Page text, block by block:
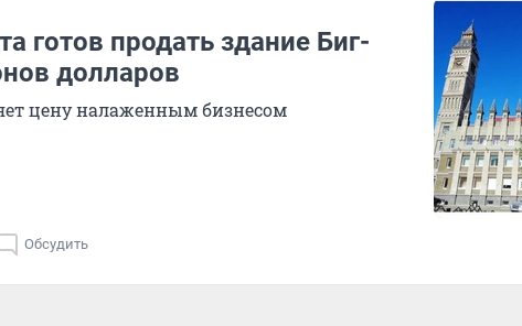
готов продать здание Биг-
долларов
цену налаженным бизнесом
Обсудить